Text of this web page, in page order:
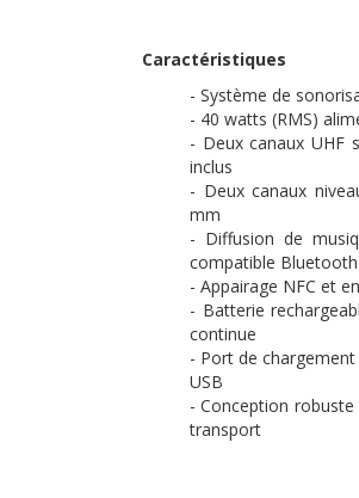
Caractéristiques
- Système de
- 40 watts (RMS)
- Deux canaux UHF
inclus
- Deux canaux
mm
- Diffusion de
compatible Bluetooth
- Appairage NFC et
- Batterie
continue
- Port de
USB
- Conception
transport